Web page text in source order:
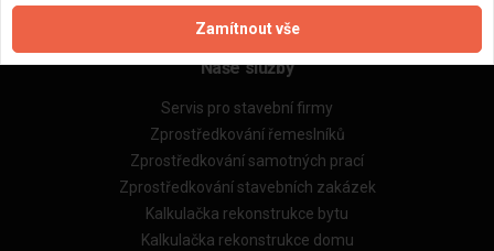
Naše excelové tabulky online
Naše služby
Servis pro stavební firmy
Zprostředkování řemeslníků
Zprostředkování samotných prací
Zprostředkování stavebních zakázek
Kalkulačka rekonstrukce bytu
Kalkulačka rekonstrukce domu
Zamítnout vše